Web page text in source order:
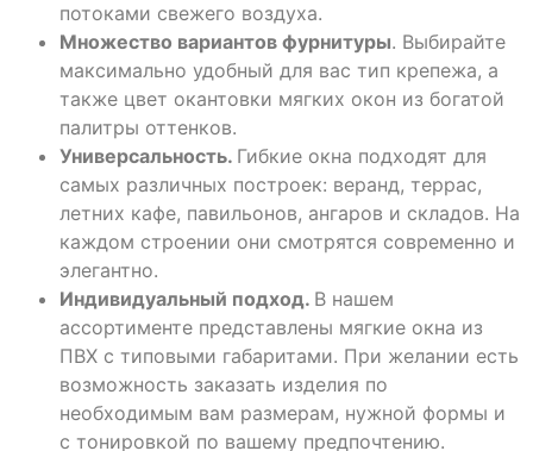
потоками свежего воздуха.
Множество вариантов фурнитуры. Выбирайте
максимально удобный для вас тип крепежа, а
также цвет окантовки мягких окон из богатой
палитры оттенков.
Универсальность. Гибкие окна подходят для
самых различных построек: веранд, террас,
летних кафе, павильонов, ангаров и складов. На
каждом строении они смотрятся современно и
элегантно.
Индивидуальный подход. В нашем
ассортименте представлены мягкие окна из
ПВХ с типовыми габаритами. При желании есть
возможность заказать изделия по
необходимым вам размерам, нужной формы и
с тонировкой по вашему предпочтению.